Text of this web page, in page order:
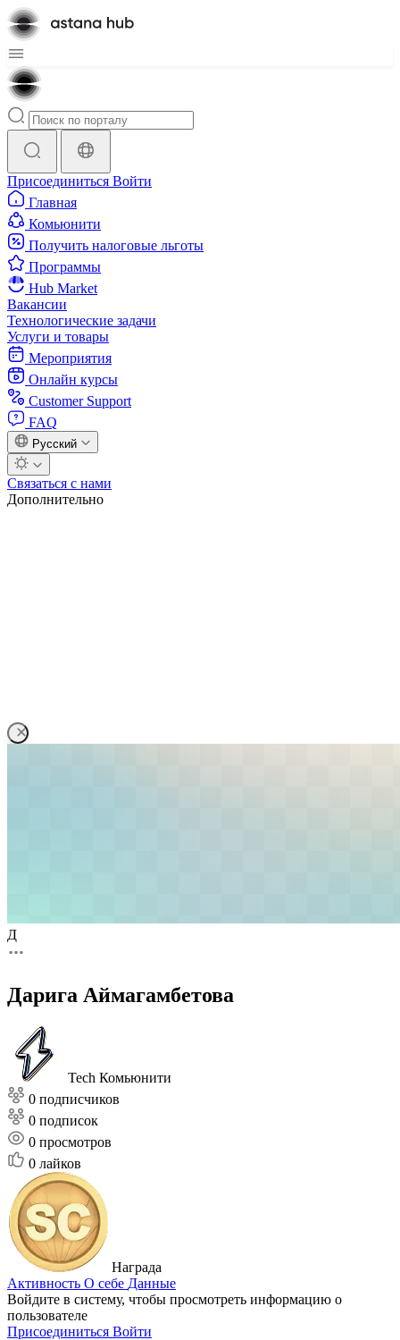
Присоединиться Войти
Главная
Комьюнити
Получить налоговые льготы
Программы
Hub Market
Вакансии
Технологические задачи
Услуги и товары
Мероприятия
Онлайн курсы
Customer Support
FAQ
Русский
Связаться с нами
Дополнительно
Д
Дарига Аймагамбетова
Tech Комьюнити
0 подписчиков
0 подписок
0 просмотров
0 лайков
Награда
Активность О себе Данные
Войдите в систему, чтобы просмотреть информацию о
пользователе
Присоединиться Войти